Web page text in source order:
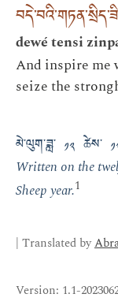
dewé tensi
And inspire me
seize the
མེ་ལུག་ཟླ་ ༡༢ ཚེས་
Written on the
Sheep year.1
| Translated by
Version: 1.1-